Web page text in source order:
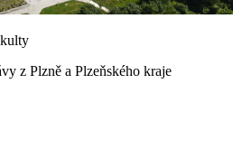
z Plzně a Plzeňského kraje